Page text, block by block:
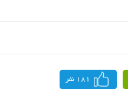
181 نفر